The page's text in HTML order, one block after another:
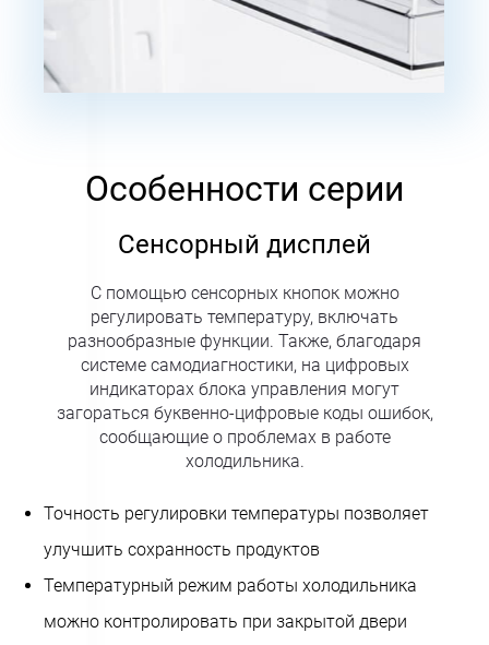
Особенности серии
Сенсорный дисплей
С помощью сенсорных кнопок можно
регулировать температуру, включать
разнообразные функции. Также, благодаря
системе самодиагностики, на цифровых
индикаторах блока управления могут
загораться буквенно-цифровые коды ошибок,
сообщающие о проблемах в работе
холодильника.
Точность регулировки температуры позволяет
улучшить сохранность продуктов
Температурный режим работы холодильника
можно контролировать при закрытой двери